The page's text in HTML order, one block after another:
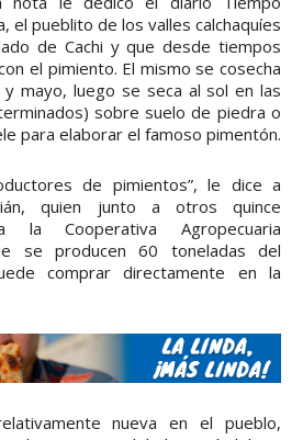
el pueblito de los valles calchaquíes
de Cachi y que desde tiempos
el pimiento. El mismo se cosecha
mayo, luego se seca al sol en las
sobre suelo de piedra o
para elaborar el famoso pimentón.
de pimientos”, le dice a
quien junto a otros quince
la Cooperativa Agropecuaria
se producen 60 toneladas del
comprar directamente en la
nueva en el pueblo,